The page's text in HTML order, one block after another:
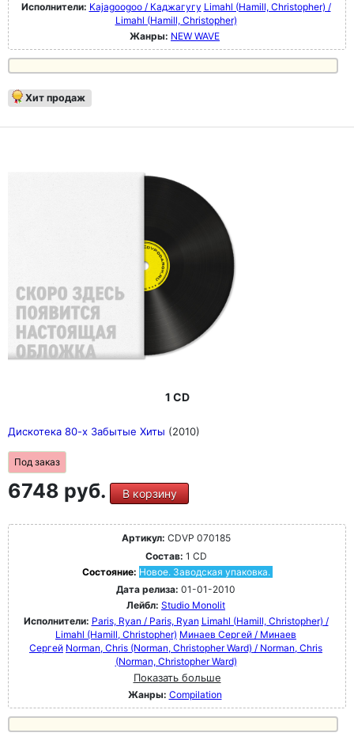
Исполнители: Kajagoogoo / Каджагугу Limahl (Hamill, Christopher) /
Limahl (Hamill, Christopher)
Жанры: NEW WAVE
Хит продаж
1 CD
Дискотека 80-х Забытые Хиты (2010)
Под заказ
6748 руб. В корзину
Артикул: CDVP 070185
Состав: 1 CD
Состояние: Новое. Заводская упаковка.
Дата релиза: 01-01-2010
Лейбл: Studio Monolit
Исполнители: Paris, Ryan / Paris, Ryan Limahl (Hamill, Christopher) /
Limahl (Hamill, Christopher) Минаев Сергей / Минаев
Сергей Norman, Chris (Norman, Christopher Ward) / Norman, Chris
(Norman, Christopher Ward)
Показать больше
Жанры: Compilation